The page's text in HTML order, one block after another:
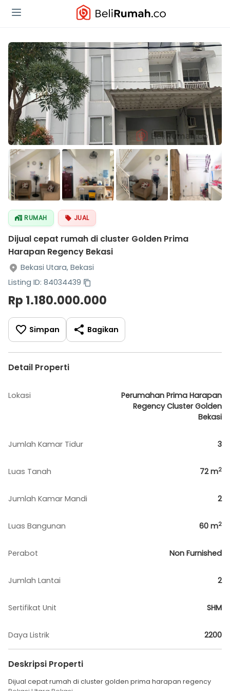
RUMAH JUAL
Dijual cepat rumah di cluster Golden Prima
Harapan Regency Bekasi
Bekasi Utara, Bekasi
Listing ID: 84034439
Rp 1.180.000.000
Simpan Bagikan
Detail Properti
Lokasi
Perumahan Prima Harapan
Regency Cluster Golden
Bekasi
Jumlah Kamar Tidur 3
Luas Tanah 72m2
Jumlah Kamar Mandi 2
Luas Bangunan 60 m2
Perabot Non Furnished
Jumlah Lantai 2
Sertifikat Unit SHM
Daya Listrik 2200
Deskripsi Properti
Dijual cepat rumah di cluster golden prima harapan regency